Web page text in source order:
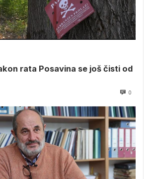
rata Posavina se još čisti od
0